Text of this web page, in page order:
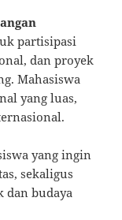
partisipasi
dan proyek
Mahasiswa
yang luas,
yang ingin
sekaligus
dan budaya